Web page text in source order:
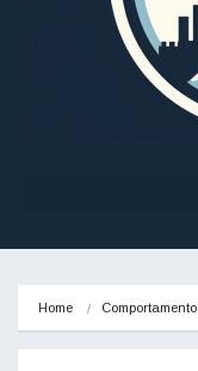
Home Comportamento